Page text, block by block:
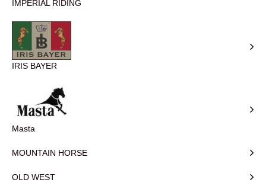
IMPERIAL RIDING
IRIS BAYER
Masta
MOUNTAIN HORSE
OLD WEST